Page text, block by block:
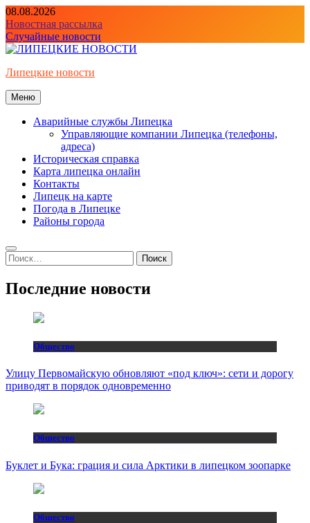
Перейти
к
содержимому
08.08.2026
Новостная рассылка
Случайные новости
Липецкие новости
Меню
Аварийные службы Липецка
Управляющие компании Липецка (телефоны,
адреса)
Историческая справка
Карта липецка онлайн
Контакты
Липецк на карте
Погода в Липецке
Районы города
Найти:
Последние новости
Общество
Улицу Первомайскую обновляют «под ключ»: сети и дорогу
приводят в порядок одновременно
Общество
Буклет и Бука: грация и сила Арктики в липецком зоопарке
Общество